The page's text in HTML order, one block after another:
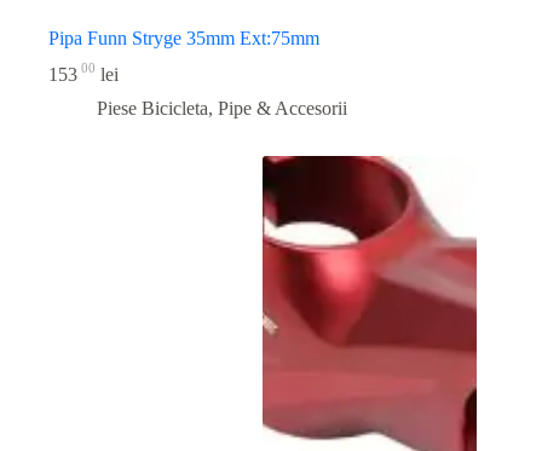
Pipa Funn Stryge 35mm Ext:75mm
153 00 lei
Piese Bicicleta, Pipe & Accesorii